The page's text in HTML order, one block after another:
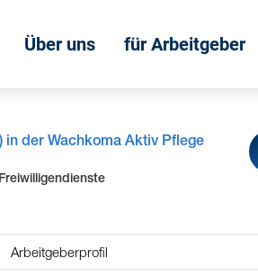
Über uns für Arbeitgeber
in der Wachkoma Aktiv Pflege
Arbeitgeberprofil